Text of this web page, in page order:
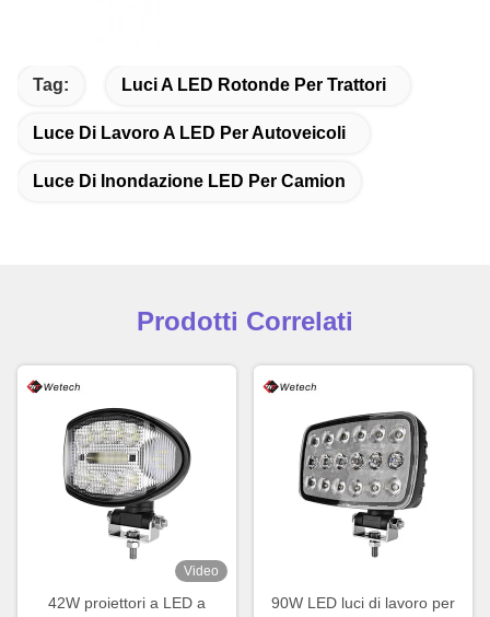
Tag: Luci A LED Rotonde Per Trattori
Luce Di Lavoro A LED Per Autoveicoli
Luce Di Inondazione LED Per Camion
Prodotti Correlati
Video
42W proiettori a LED a
90W LED luci di lavoro per